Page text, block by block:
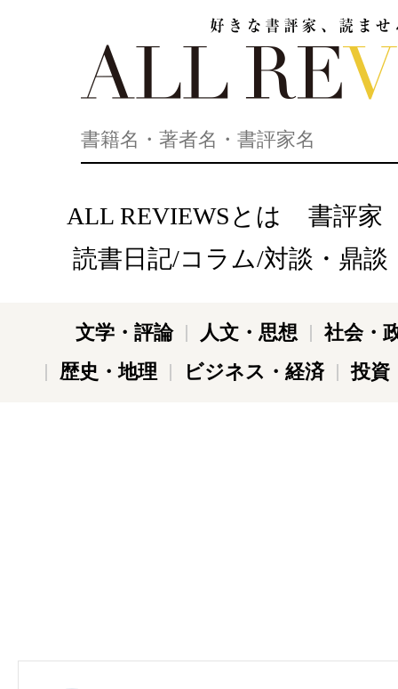
ALL REVIEWSとは
書評家
読書日記/コラム/対談・鼎談
文学・評論 人文・思想
社会・
歴史・地理
ビジネス・経済 投資